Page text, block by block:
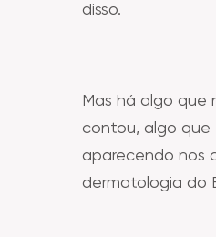
disso.
Mas há algo que
contou, algo que
aparecendo nos
dermatologia do